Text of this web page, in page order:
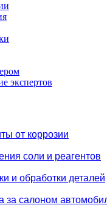
экспертов
от коррозии
соли и реагентов
и обработки деталей
за салоном